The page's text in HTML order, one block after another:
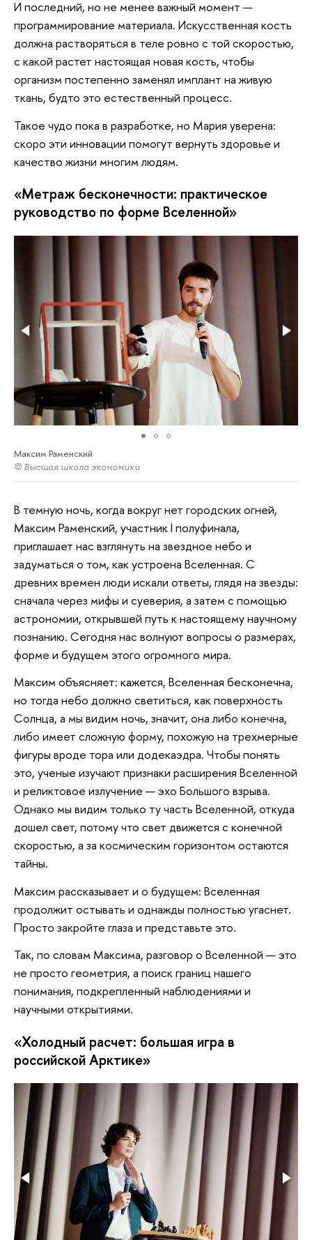
И последний, но не менее важный момент —
программирование материала. Искусственная кость
должна растворяться в теле ровно с той скоростью,
с какой растет настоящая новая кость, чтобы
организм постепенно заменял имплант на живую
ткань, будто это естественный процесс.
Такое чудо пока в разработке, но Мария уверена:
скоро эти инновации помогут вернуть здоровье и
качество жизни многим людям.
«Метраж бесконечности: практическое
руководство по форме Вселенной»
Максим Раменский
© Высшая школа экономики
В темную ночь, когда вокруг нет городских огней,
Максим Раменский, участник I полуфинала,
приглашает нас взглянуть на звездное небо и
задуматься о том, как устроена Вселенная. С
древних времен люди искали ответы, глядя на звезды:
сначала через мифы и суеверия, а затем с помощью
астрономии, открывшей путь к настоящему научному
познанию. Сегодня нас волнуют вопросы о размерах,
форме и будущем этого огромного мира.
Максим объясняет: кажется, Вселенная бесконечна,
но тогда небо должно светиться, как поверхность
Солнца, а мы видим ночь, значит, она либо конечна,
либо имеет сложную форму, похожую на трехмерные
фигуры вроде тора или додекаэдра. Чтобы понять
это, ученые изучают признаки расширения Вселенной
и реликтовое излучение — эхо Большого взрыва.
Однако мы видим только ту часть Вселенной, откуда
дошел свет, потому что свет движется с конечной
скоростью, а за космическим горизонтом остаются
тайны.
Максим рассказывает и о будущем: Вселенная
продолжит остывать и однажды полностью угаснет.
Просто закройте глаза и представьте это.
Так, по словам Максима, разговор о Вселенной — это
не просто геометрия, а поиск границ нашего
понимания, подкрепленный наблюдениями и
научными открытиями.
«Холодный расчет: большая игра в
российской Арктике»